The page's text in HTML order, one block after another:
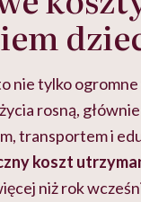
nie tylko
rosną,
transportem i
koszt
niż rok